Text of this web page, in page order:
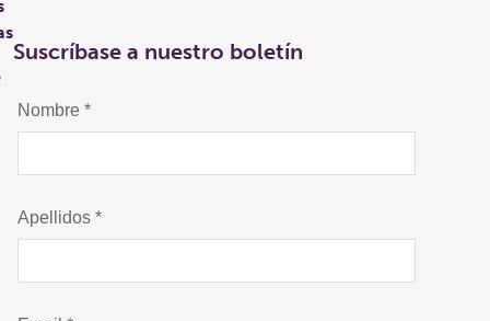
Suscríbase a nuestro boletín